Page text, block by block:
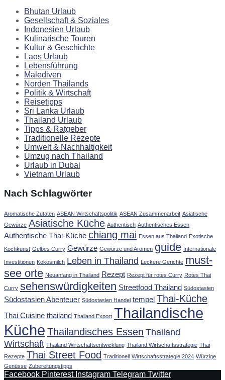
Bhutan Urlaub
Gesellschaft & Soziales
Indonesien Urlaub
Kulinarische Touren
Kultur & Geschichte
Laos Urlaub
Lebensführung
Malediven
Norden Thailands
Politik & Wirtschaft
Reisetipps
Sri Lanka Urlaub
Thailand Urlaub
Tipps & Ratgeber
Traditionelle Rezepte
Umwelt & Nachhaltigkeit
Umzug nach Thailand
Urlaub in Dubai
Vietnam Urlaub
Nach Schlagwörter
Aromatische Zutaten ASEAN Wirtschaftspolitik ASEAN Zusammenarbeit Asiatische
Gewürze Asiatische Küche Authentisch Authentisches Essen
Authentische Thai-Küche chiang mai Essen aus Thailand Exotische
Kochkunst Gelbes Curry Gewürze Gewürze und Aromen guide Internationale
Investitionen Kokosmilch Leben in Thailand Leckere Gerichte must-
see orte Neuanfang in Thailand Rezept Rezept für rotes Curry Rotes Thai
Curry sehenswürdigkeiten Streetfood Thailand Südostasien
Südostasien Abenteuer Südostasien Handel tempel Thai-Küche
Thai Cuisine thailand Thailand Export Thailandische
Küche Thailandisches Essen Thailand
Wirtschaft Thailand Wirtschaftsentwicklung Thailand Wirtschaftsstrategie Thai
Rezepte Thai Street Food Traditionell Wirtschaftsstrategie 2024 Würzige
Genüsse Zubereitungstipps
Facebook Pinterest Instagram Telegram Twitter